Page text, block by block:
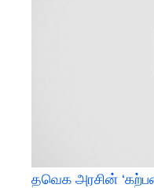
தவெக அரசின்